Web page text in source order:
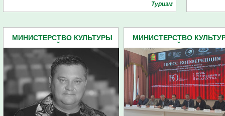
Туризм
МИНИСТЕРСТВО КУЛЬТУРЫ
МИНИСТЕРСТВО